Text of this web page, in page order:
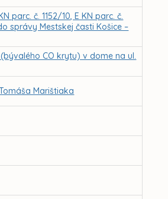
parc. č. 1152/10, E KN parc. č.
správy Mestskej časti Košice –
CO krytu) v dome na ul.
Marištiaka